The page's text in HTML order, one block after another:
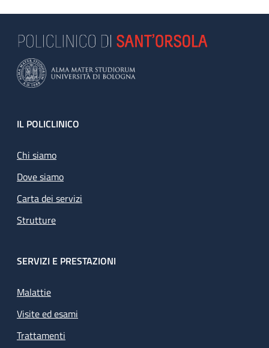
Footer
IL POLICLINICO
Chi siamo
Dove siamo
Carta dei servizi
Strutture
SERVIZI E PRESTAZIONI
Malattie
Visite ed esami
Trattamenti